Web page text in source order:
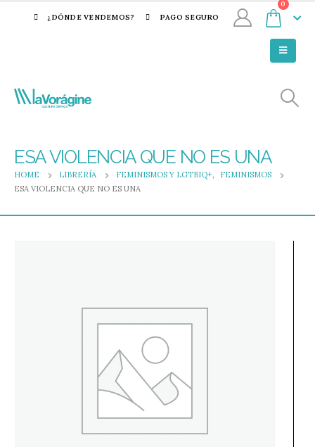
¿DÓNDE VENDEMOS? PAGO SEGURO
0
ESA VIOLENCIA QUE NO ES UNA
HOME LIBRERÍA FEMINISMOS Y LGTBIQ+,
FEMINISMOS
ESA VIOLENCIA QUE NO ES UNA